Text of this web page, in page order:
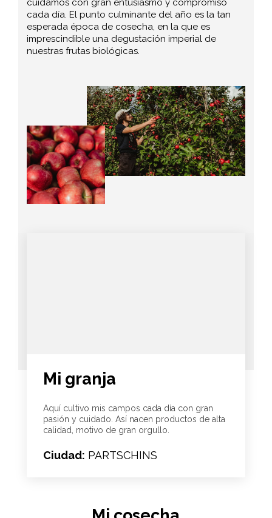
cuidamos con gran entusiasmo y compromiso
cada día. El punto culminante del año es la tan
esperada época de cosecha, en la que es
imprescindible una degustación imperial de
nuestras frutas biológicas.
Mi granja
Aquí cultivo mis campos cada día con gran
pasión y cuidado. Así nacen productos de alta
calidad, motivo de gran orgullo.
Ciudad: PARTSCHINS